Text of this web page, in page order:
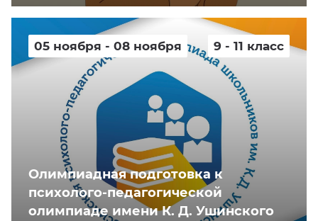
05 ноября - 08 ноября 9 - 11 класс
Олимпиадная подготовка к
психолого-педагогической
олимпиаде имени К. Д. Ушинского